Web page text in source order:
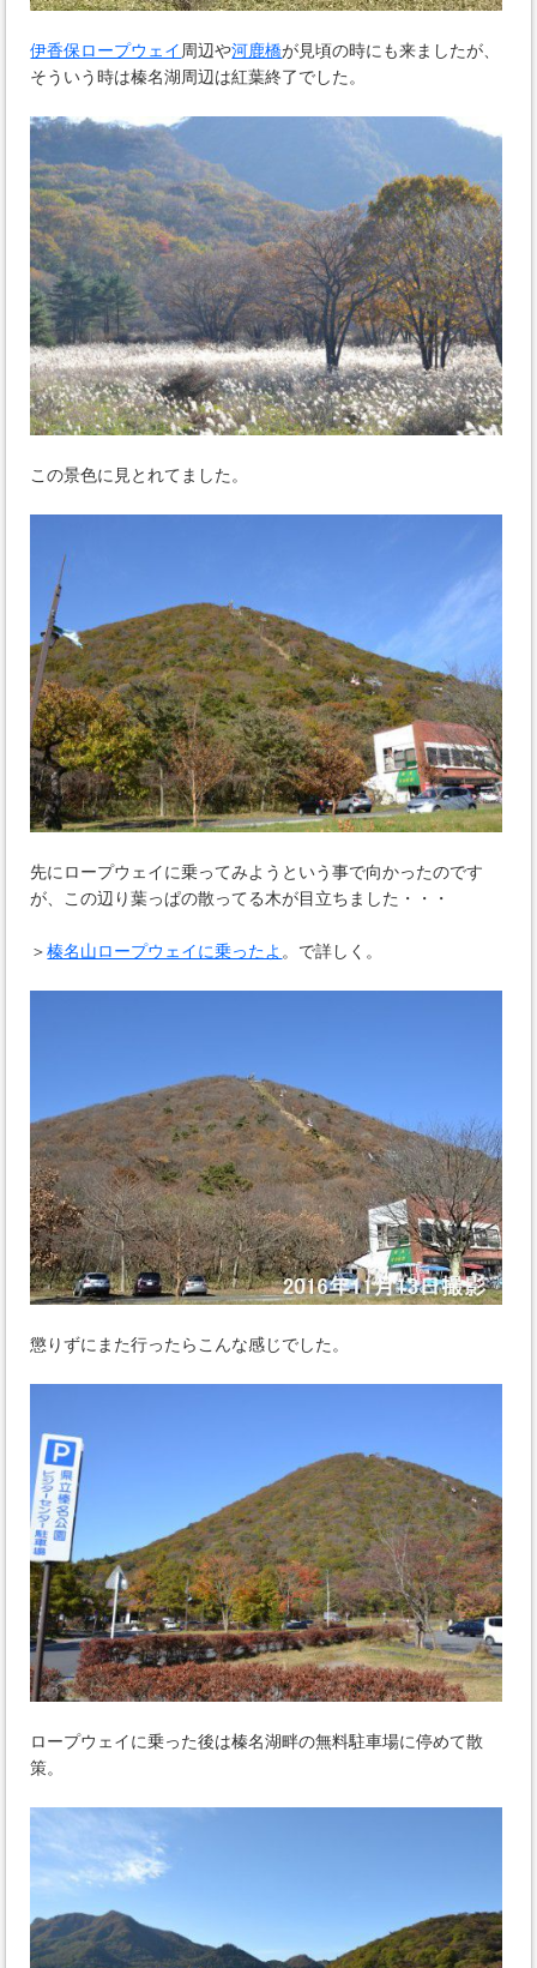
伊香保ロープウェイ周辺や河鹿橋が見頃の時にも来ましたが、
そういう時は榛名湖周辺は紅葉終了でした。
この景色に見とれてました。
先にロープウェイに乗ってみようという事で向かったのです
が、この辺り葉っぱの散ってる木が目立ちました・・・
＞榛名山ロープウェイに乗ったよ 。で詳しく。
懲りずにまた行ったらこんな感じでした。
ロープウェイに乗った後は榛名湖畔の無料駐車場に停めて散
策。